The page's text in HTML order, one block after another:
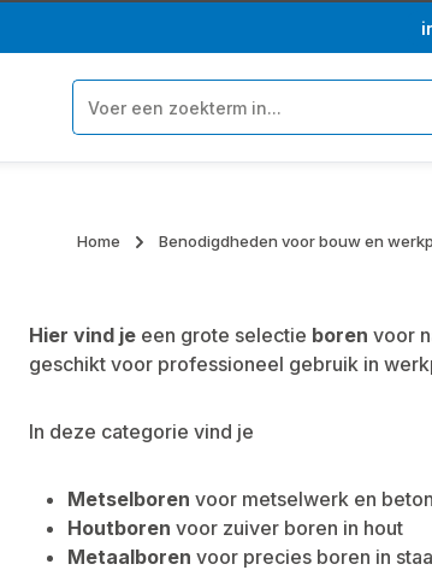
Home Benodigdheden voor bouw en
Hier vind je een grote selectie boren voor
geschikt voor professioneel gebruik in
In deze categorie vind je
Metselboren voor metselwerk en beton
Houtboren voor zuiver boren in hout
Metaalboren voor precies boren in